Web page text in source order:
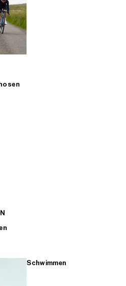
Schwimmen
FÜR MÄNNER KAUFEN